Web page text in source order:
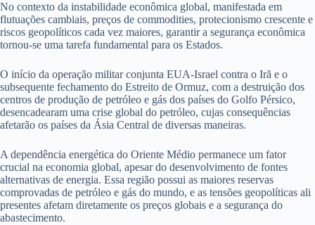
No contexto da instabilidade econômica global, manifestada em
flutuações cambiais, preços de commodities, protecionismo crescente e
riscos geopolíticos cada vez maiores, garantir a segurança econômica
tornou-se uma tarefa fundamental para os Estados.
O início da operação militar conjunta EUA-Israel contra o Irã e o
subsequente fechamento do Estreito de Ormuz, com a destruição dos
centros de produção de petróleo e gás dos países do Golfo Pérsico,
desencadearam uma crise global do petróleo, cujas consequências
afetarão os países da Ásia Central de diversas maneiras.
A dependência energética do Oriente Médio permanece um fator
crucial na economia global, apesar do desenvolvimento de fontes
alternativas de energia. Essa região possui as maiores reservas
comprovadas de petróleo e gás do mundo, e as tensões geopolíticas ali
presentes afetam diretamente os preços globais e a segurança do
abastecimento.